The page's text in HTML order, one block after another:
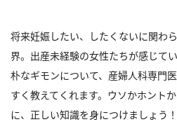
将来妊娠したい、したくないに関わ
界。出産未経験の女性たちが感じて
朴なギモンについて、産婦人科専門
すく教えてくれます。ウソかホント
に、正しい知識を身につけましょう！